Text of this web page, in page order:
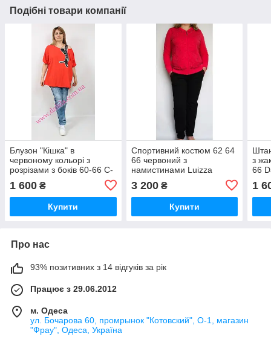
Подібні товари компанії
Блузон "Кішка" в
червоному кольорі з
розрізами з боків 60-66 C-
1 600 ₴
Купити
Спортивний костюм 62 64
66 червоний з
намистинами Luizza
3 200₴
Купити
з
66
1
Про нас
93% позитивних з 14 відгуків за рік
Працює з 29.06.2012
м. Одеса
ул. Бочарова 60, промрынок "Котовский", О-1, магазин
"Фрау", Одеса, Україна